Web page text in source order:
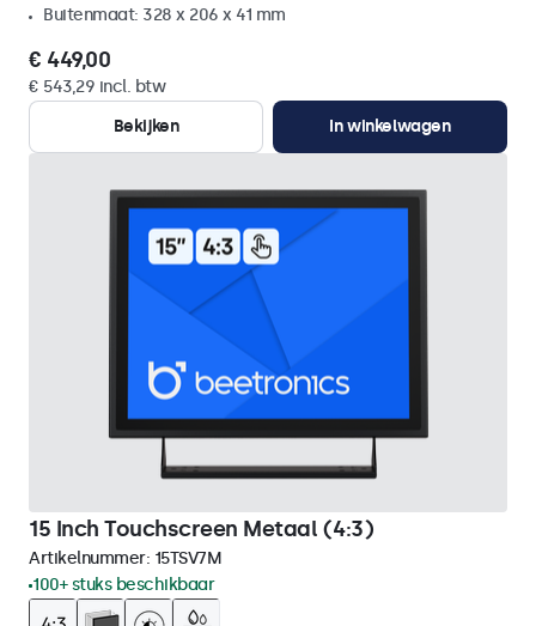
Buitenmaat: 328 x 206 x 41 mm
€ 449,00
€ 543,29 incl. btw
Bekijken
In winkelwagen
15 Inch Touchscreen Metaal (4:3)
Artikelnummer: 15TSV7M
100+ stuks beschikbaar